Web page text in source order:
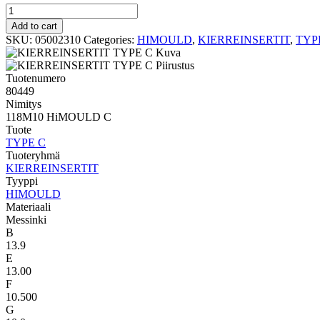
HIMOULD
TYPE
C
118M10
HiMOULD
C
quantity
Add to cart
SKU: 05002310 Categories: HIMOULD, KIERREINSERTIT,
Tuotenumero
80449
Nimitys
118M10 HiMOULD C
Tuote
TYPE C
Tuoteryhmä
KIERREINSERTIT
Tyyppi
HIMOULD
Materiaali
Messinki
B
13.9
E
13.00
F
10.500
G